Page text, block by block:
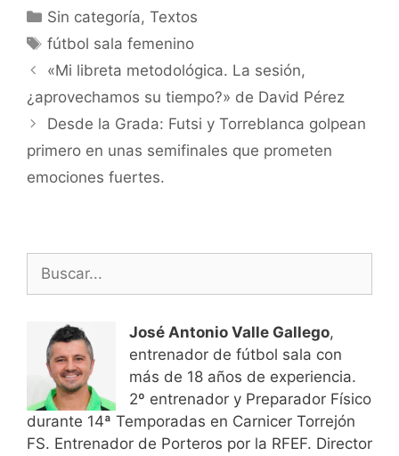
Categorías
Sin categoría,Textos
Etiquetas
fútbol sala femenino
Navegación
de
entradas
«Mi libreta metodológica. La sesión,
¿aprovechamos su tiempo?» de David Pérez
Desde la Grada: Futsi y Torreblanca golpean
primero en unas semifinales que prometen
emociones fuertes.
Buscar:
José Antonio Valle Gallego,
entrenador de fútbol sala con
más de 18 años de experiencia.
2º entrenador y Preparador Físico
durante 14ª Temporadas en Carnicer Torrejón
FS. Entrenador de Porteros por la RFEF. Director